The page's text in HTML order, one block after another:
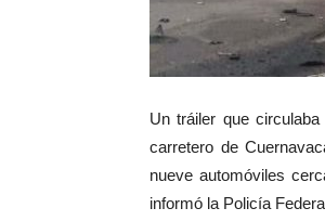
Un tráiler que
carretero de
nueve automóviles
informó la Policía